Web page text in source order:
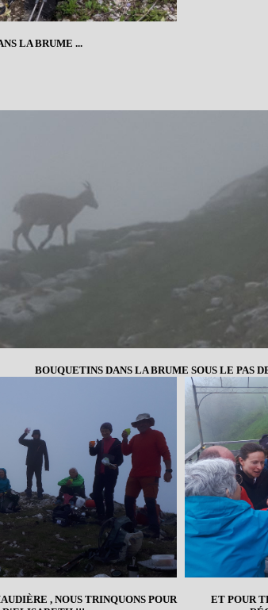
LA BRUME ...
BOUQUETINS DANS LA BRUME SOUS LE PAS
, NOUS TRINQUONS POUR
ET POUR